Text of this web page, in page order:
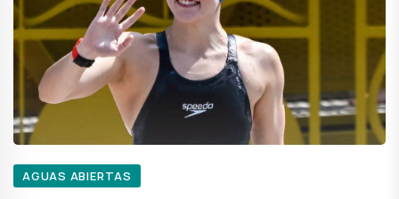
AGUAS ABIERTAS